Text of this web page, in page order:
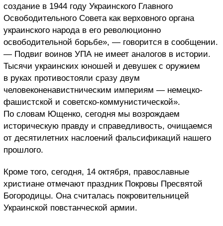
создание в 1944 году Украинского Главного
Освободительного Совета как верховного органа
украинского народа в его революционно
освободительной борьбе», — говорится в сообщении.
— Подвиг воинов УПА не имеет аналогов в истории.
Тысячи украинских юношей и девушек с оружием
в руках противостояли сразу двум
человеконенавистническим империям — немецко-
фашистской и советско-коммунистической».
По словам Ющенко, сегодня мы возрождаем
историческую правду и справедливость, очищаемся
от десятилетних наслоений фальсификаций нашего
прошлого.
Кроме того, сегодня, 14 октября, православные
христиане отмечают праздник Покровы Пресвятой
Богородицы. Она считалась покровительницей
Украинской повстанческой армии.